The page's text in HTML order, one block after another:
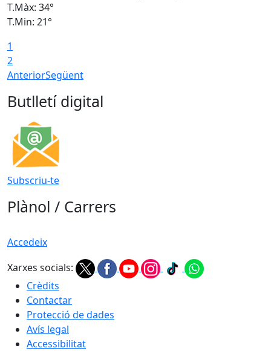
T.Màx: 34°
T.Min: 21°
1
2
AnteriorSegüent
Butlletí digital
Subscriu-te
Plànol / Carrers
Accedeix
Xarxes socials:
Crèdits
Contactar
Protecció de dades
Avís legal
Accessibilitat